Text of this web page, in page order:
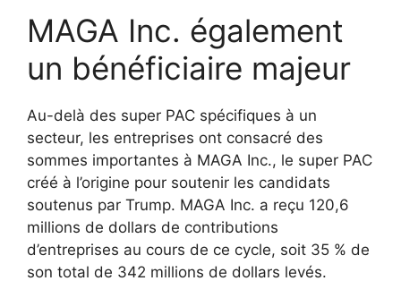
MAGA Inc. également
un bénéficiaire majeur
Au-delà des super PAC spécifiques à un
secteur, les entreprises ont consacré des
sommes importantes à MAGA Inc., le super PAC
créé à l’origine pour soutenir les candidats
soutenus par Trump. MAGA Inc. a reçu 120,6
millions de dollars de contributions
d’entreprises au cours de ce cycle, soit 35 % de
son total de 342 millions de dollars levés.